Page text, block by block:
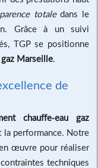
totaledans le
Grâce à un suivi
TGP se positionne
Marseille.
de
chauffe-eau gaz
la performance. Notre
œuvre pour réaliser
techniques